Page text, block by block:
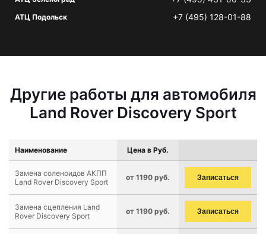
АТЦ Подольск +7 (495) 128-01-88
Другие работы для автомобиля
Land Rover Discovery Sport
Наименование Цена в Руб.
Замена соленоидов АКПП
Land Rover Discovery Sport
от 1190 руб. Записаться
Замена сцепления Land
Rover Discovery Sport
от 1190 руб. Записаться